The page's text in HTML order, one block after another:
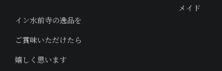
メイド
イン水前寺の逸品を
ご賞味いただけたら
嬉しく思います